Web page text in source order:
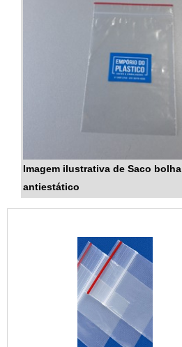
Imagem ilustrativa de Saco bolha
antiestático